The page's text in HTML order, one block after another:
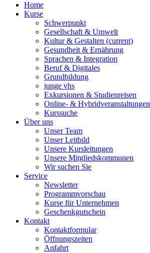
Home
Kurse
Schwerpunkt
Gesellschaft & Umwelt
Kultur & Gestalten (current)
Gesundheit & Ernährung
Sprachen & Integration
Beruf & Digitales
Grundbildung
junge vhs
Exkursionen & Studienreisen
Online- & Hybridveranstaltungen
Kurssuche
Über uns
Unser Team
Unser Leitbild
Unsere Kursleitungen
Unsere Mitgliedskommunen
Wir suchen Sie
Service
Newsletter
Programmvorschau
Kurse für Unternehmen
Geschenkgutschein
Kontakt
Kontaktformular
Öffnungszeiten
Anfahrt